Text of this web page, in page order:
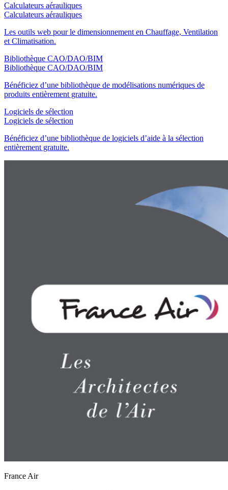
Calculateurs aérauliques
Calculateurs aérauliques
Les outils web pour le dimensionnement en Chauffage, Ventilation
et Climatisation.
Bibliothèque CAO/DAO/BIM
Bibliothèque CAO/DAO/BIM
Bénéficiez d’une bibliothèque de modélisations numériques de
produits entièrement gratuite.
Logiciels de sélection
Logiciels de sélection
Bénéficiez d’une bibliothèque de logiciels d’aide à la sélection
entièrement gratuite.
France Air